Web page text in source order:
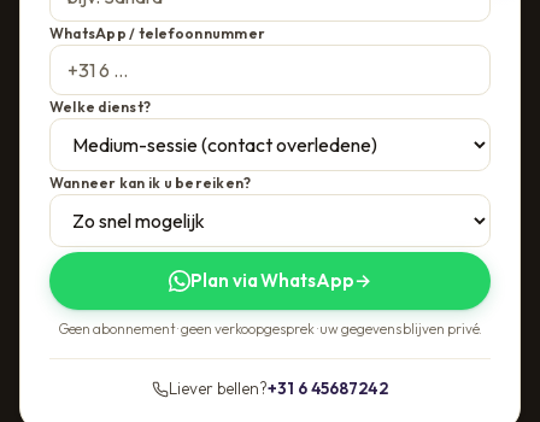
WhatsApp / telefoonnummer
Welke dienst?
Wanneer kan ik u bereiken?
Plan via WhatsApp→
Geen abonnement · geen verkoopgesprek · uw gegevens blijven privé.
Liever bellen?+31 6 45687242